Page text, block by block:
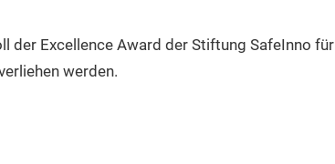
der Excellence Award der Stiftung SafeInno für
werden.